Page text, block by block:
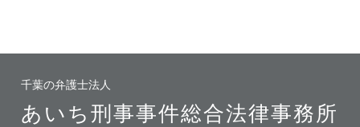
千葉の弁護士法人
あいち刑事事件総合法律事務所